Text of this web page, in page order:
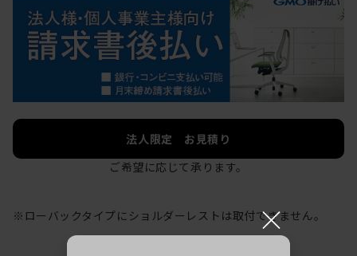
法人限定 お見積り
ご希望に応じて承ります。
※ローバックタイプにショルダーレストは取付できません。
×